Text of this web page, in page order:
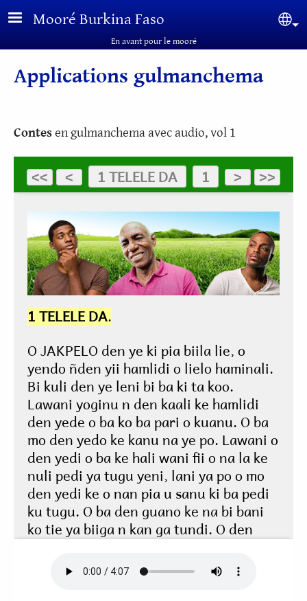
Aller au contenu principal
Mooré Burkina Faso
En avant pour le mooré
Applications gulmanchema
Contesen gulmanchema avec audio, vol 1